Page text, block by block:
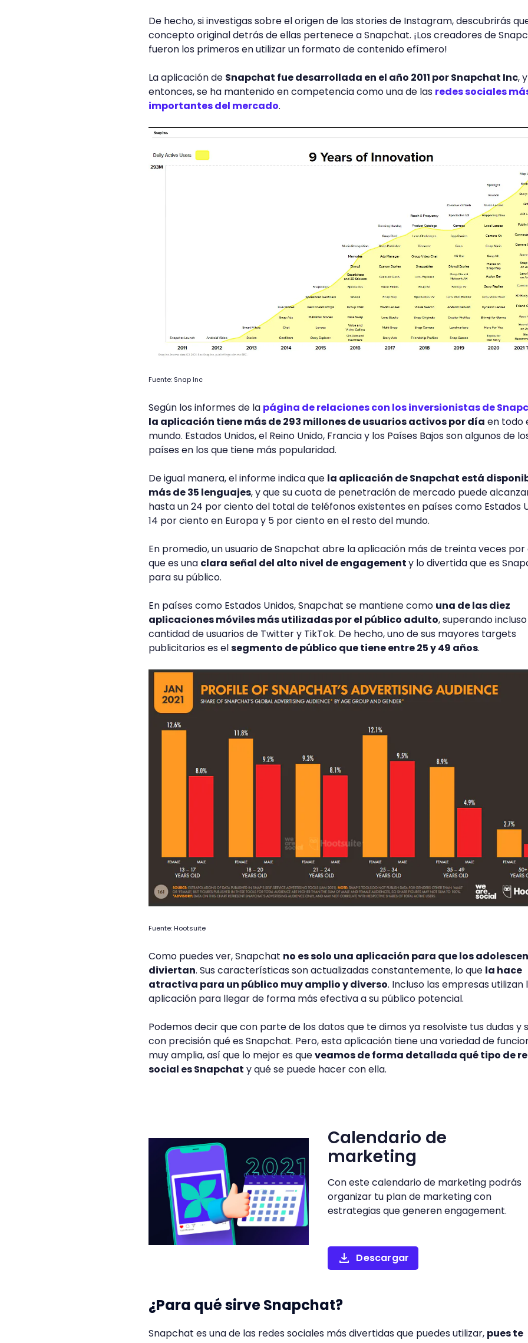
De hecho, si investigas sobre el origen de las stories de Instagram, descubrirás
concepto original detrás de ellas pertenece a Snapchat. ¡Los creadores de
fueron los primeros en utilizar un formato de contenido efímero!
La aplicación de Snapchat fue desarrollada en el año 2011 por Snapchat Inc,
entonces, se ha mantenido en competencia como una de las redes sociales
importantes del mercado.
Fuente: Snap Inc
Según los informes de la página de relaciones con los inversionistas de
la aplicación tiene más de 293 millones de usuarios activos por día en todo
mundo. Estados Unidos, el Reino Unido, Francia y los Países Bajos son algunos de
países en los que tiene más popularidad.
De igual manera, el informe indica que la aplicación de Snapchat está
más de 35 lenguajes, y que su cuota de penetración de mercado puede
hasta un 24 por ciento del total de teléfonos existentes en países como Estados
14 por ciento en Europa y 5 por ciento en el resto del mundo.
En promedio, un usuario de Snapchat abre la aplicación más de treinta veces por
que es una clara señal del alto nivel de engagementy lo divertida que es
para su público.
En países como Estados Unidos, Snapchat se mantiene como una de las diez
aplicaciones móviles más utilizadas por el público adulto, superando
cantidad de usuarios de Twitter y TikTok. De hecho, uno de sus mayores targets
publicitarios es elsegmento de público que tiene entre 25 y 49 años.
Fuente: Hootsuite
Como puedes ver, Snapchat no es solo una aplicación para que los
diviertan. Sus características son actualizadas constantemente, lo que la hace
atractiva para un público muy amplio y diverso. Incluso las empresas utilizan
aplicación para llegar de forma más efectiva a su público potencial.
Podemos decir que con parte de los datos que te dimos ya resolviste tus dudas y
con precisión qué es Snapchat. Pero, esta aplicación tiene una variedad de
muy amplia, así que lo mejor es queveamos de forma detallada qué tipo de
social es Snapchat y qué se puede hacer con ella.
Calendario de
marketing
Con este calendario de marketing podrás
organizar tu plan de marketing con
estrategias que generen engagement.
Descargar
¿Para qué sirve Snapchat?
Snapchat es una de las redes sociales más divertidas que puedes utilizar, pues te